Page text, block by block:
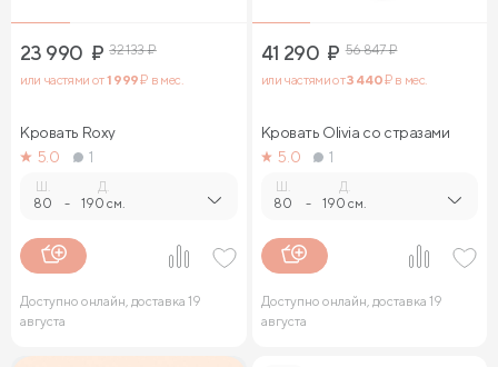
23 990 ₽ 32 133₽
или частями от1 999₽ в мес.
Кровать Roxy
5.0
1
80 -
Д.
190 см.
Доступно онлайн, доставка 19
августа
41 290 ₽ 56 847₽
или частями от3 440₽ в мес.
Кровать Olivia со стразами
5.0
1
80 -
Д.
190 см.
Доступно онлайн, доставка 19
августа